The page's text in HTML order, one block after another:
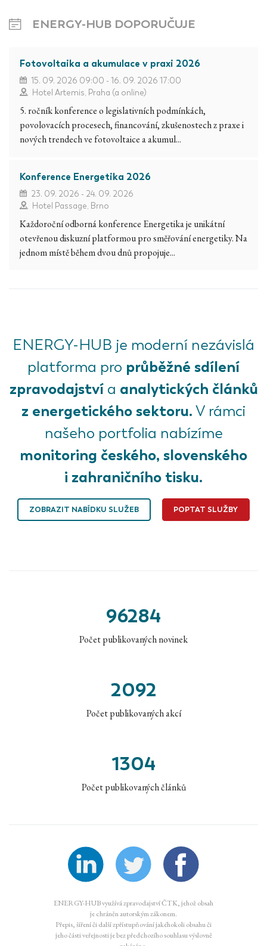
ENERGY-HUB DOPORUČUJE
Fotovoltaika a akumulace v praxi 2026
15. 09. 2026 09:00 - 16. 09. 2026 17:00
Hotel Artemis, Praha (a online)
5. ročník konference o legislativních podmínkách,
povolovacích procesech, financování, zkušenostech z praxe i
nových trendech ve fotovoltaice a akumul...
Konference Energetika 2026
23. 09. 2026 - 24. 09. 2026
Hotel Passage, Brno
Každoroční odborná konference Energetika je unikátní
otevřenou diskuzní platformou pro směřování energetiky. Na
jednom místě během dvou dnů propojuje...
ENERGY-HUB je moderní nezávislá
platforma pro průběžné sdílení
zpravodajstvía analytických článků
z energetického sektoru. V rámci
našeho portfolia nabízíme
monitoring českého, slovenského
i zahraničního tisku.
ZOBRAZIT NABÍDKU SLUŽEB POPTAT SLUŽBY
96284
Počet publikovaných novinek
2092
Počet publikovaných akcí
1304
Počet publikovaných článků
ENERGY-HUB využívá zpravodajství ČTK, jehož obsah
je chráněn autorským zákonem.
Přepis, šíření či další zpřístupňování jakéhokoli obsahu či
jeho části veřejnosti je bez předchozího souhlasu výslovně